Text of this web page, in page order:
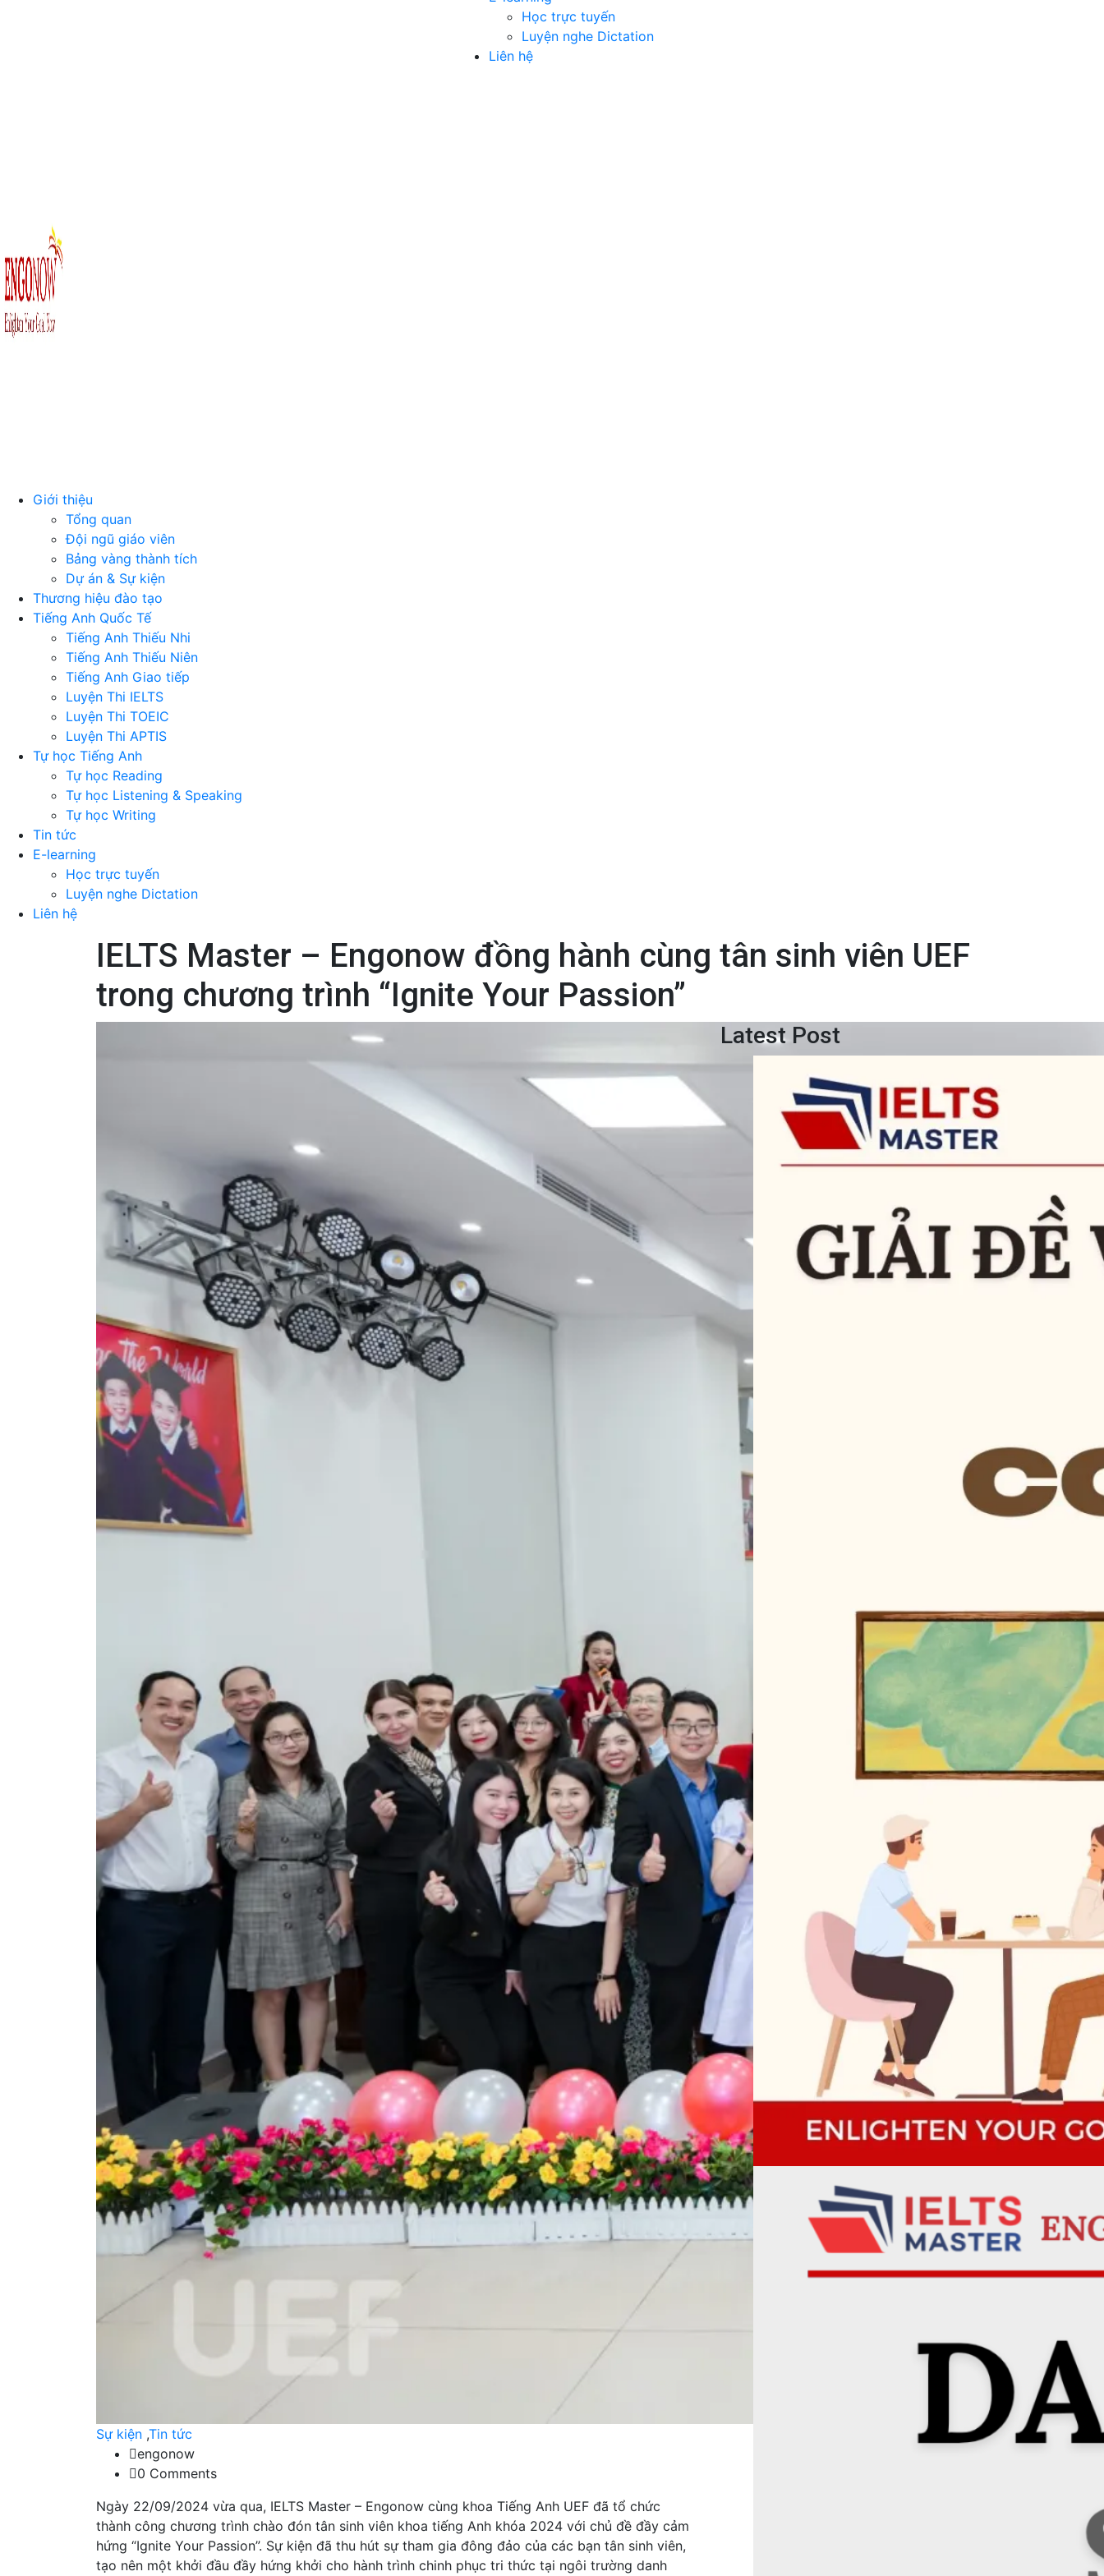
Học trực tuyến
Luyện nghe Dictation
Liên hệ
Giới thiệu
Tổng quan
Đội ngũ giáo viên
Bảng vàng thành tích
Dự án & Sự kiện
Thương hiệu đào tạo
Tiếng Anh Quốc Tế
Tiếng Anh Thiếu Nhi
Tiếng Anh Thiếu Niên
Tiếng Anh Giao tiếp
Luyện Thi IELTS
Luyện Thi TOEIC
Luyện Thi APTIS
Tự học Tiếng Anh
Tự học Reading
Tự học Listening & Speaking
Tự học Writing
Tin tức
E-learning
Học trực tuyến
Luyện nghe Dictation
Liên hệ
IELTS Master – Engonow đồng hành cùng tân sinh viên UEF
trong chương trình “Ignite Your Passion”
Sự kiện ,Tin tức
engonow
0 Comments
Ngày 22/09/2024 vừa qua, IELTS Master – Engonow cùng khoa Tiếng Anh UEF đã tổ chức
thành công chương trình chào đón tân sinh viên khoa tiếng Anh khóa 2024 với chủ đề đầy cảm
hứng “Ignite Your Passion”. Sự kiện đã thu hút sự tham gia đông đảo của các bạn tân sinh viên,
tạo nên một khởi đầu đầy hứng khởi cho hành trình chinh phục tri thức tại ngôi trường danh
Latest Post